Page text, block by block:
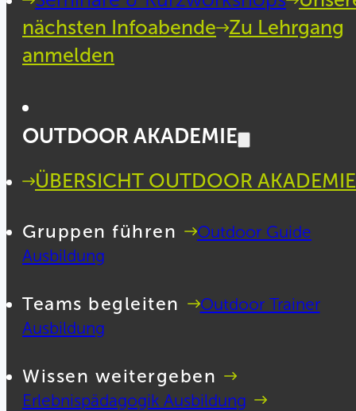
nächsten Infoabende Zu Lehrgang
anmelden
OUTDOOR AKADEMIE
ÜBERSICHT OUTDOOR AKADEMIE
Gruppen führen
Outdoor Guide
Ausbildung
Teams begleiten
Outdoor Trainer
Ausbildung
Wissen weitergeben
Erlebnispädagogik Ausbildung